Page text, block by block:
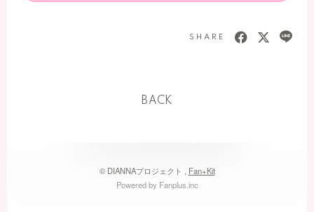
SHARE
BACK
© DIANNAプロジェクト , Fan+Kit
Powered by Fanplus.inc